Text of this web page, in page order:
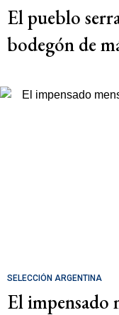
El pueblo
bodegón de
SELECCIÓN ARGENTINA
El impensado